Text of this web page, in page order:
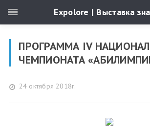
ПРОГРАММА IV
ЧЕМПИОНАТА
24 октября 2018г.
Expolore | Выставка